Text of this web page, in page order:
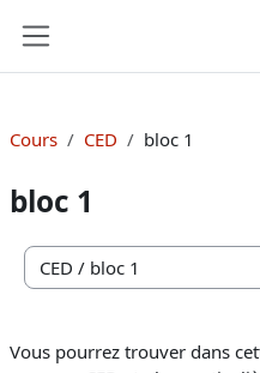
Cours CED bloc 1
bloc 1
Catégories de cours
Vous pourrez trouver dans